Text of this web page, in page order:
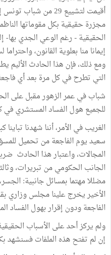
أقيمت لتشييع 29 من شباب تونس إلى مثواهم الأخير.
مجزرة حقيقية بكل مقوماتها
الحقيقية - رغم الوعي الجدي
إيمانا منا بعلوية القانون،
ومع ذلك، فإن هذا الحادث الأليم
التي تطرح في كل مرة بعد أي
شباب في عمر الزهور مقبل على
للجميع هول الفساد المستشري في
الغريب في الأمر، أننا شهدنا
سعيد يوم الفاجعة من تحميل
المجالات، واعتبار هذا الحادث
الجانب الحكومي من تبريرات،
مضللا مهتما بمسائل جانبية:
الأخير يخرج علينا مجلس وزاري
الفاجعة ودون إقرار بهول الفساد
ولم يركز أحد على الأسباب
إن لم تفتح هذه الملفات فسنشهد